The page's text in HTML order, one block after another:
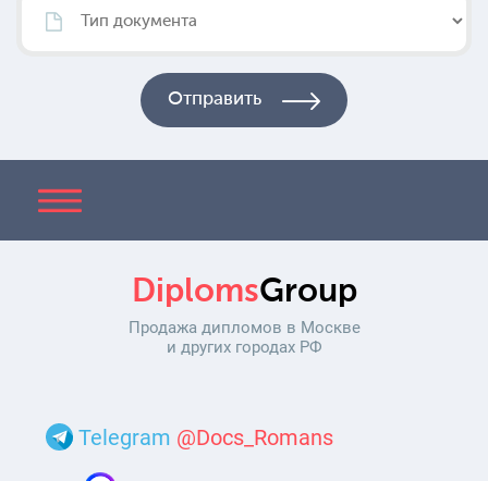
DiplomsGroup
Продажа дипломов в Москве
и других городах РФ
Telegram @Docs_Romans